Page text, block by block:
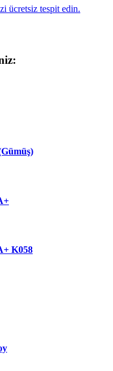
ücretsiz tespit edin.
K058